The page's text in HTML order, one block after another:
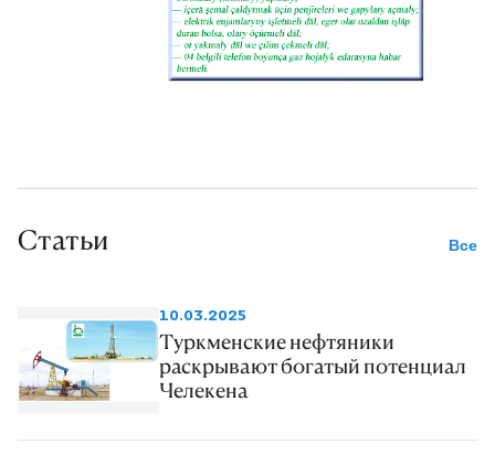
производства Китайской
Народной Республики.
Статьи Все
10.03.2025
Туркменские нефтяники
раскрывают богатый потенциал
Челекена